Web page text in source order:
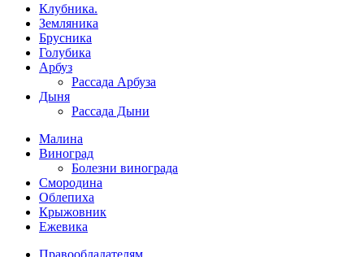
Клубника.
Земляника
Брусника
Голубика
Арбуз
Рассада Арбуза
Дыня
Рассада Дыни
Малина
Виноград
Болезни винограда
Смородина
Облепиха
Крыжовник
Ежевика
Правообладателям